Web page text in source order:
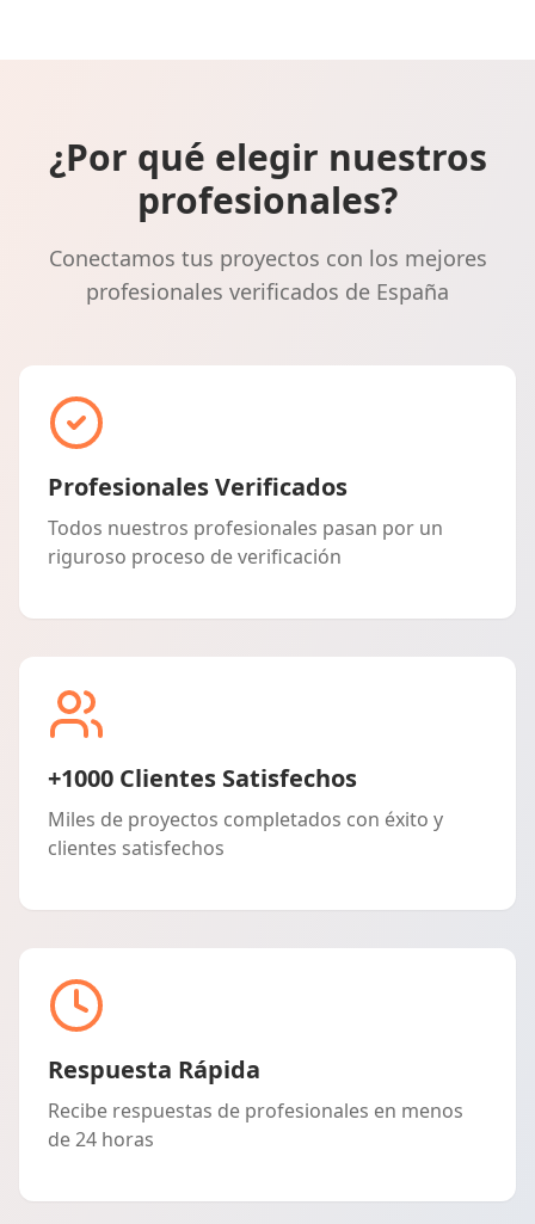
¿Por qué elegir nuestros
profesionales?
Conectamos tus proyectos con los mejores
profesionales verificados de España
Profesionales Verificados
Todos nuestros profesionales pasan por un
riguroso proceso de verificación
+1000 Clientes Satisfechos
Miles de proyectos completados con éxito y
clientes satisfechos
Respuesta Rápida
Recibe respuestas de profesionales en menos
de 24 horas